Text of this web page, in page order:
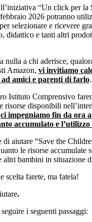
“Un click per la
2026 potranno
selezionare e ricevere
didattico e tanti altri
nulla a chi aderisce,
Amazon, vi invitiamo
amici e parenti di farlo.
Istituto Comprensivo
risorse disponibili
ci impegniamo fin da ora
accumulato e l’utilizzo
di aiutare “Save the
le risorse accumulate
altri bambini in situazione
scelta farete, ma fatela!
.
i seguenti passaggi: